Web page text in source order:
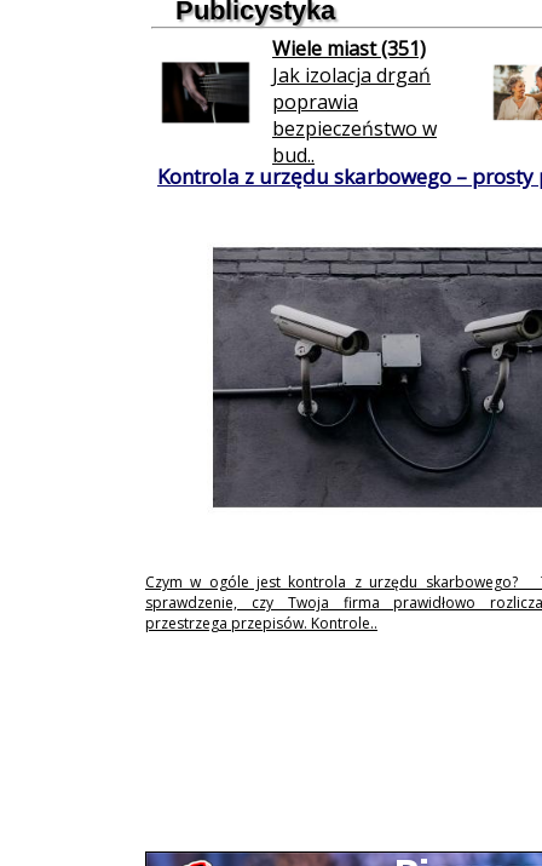
Publicystyka
Wiele miast (351)
Jak izolacja drgań
poprawia
bezpieczeństwo w
bud..
Kontrola z urzędu skarbowego –
Czym w ogóle jest kontrola z urzędu skarbowego?
sprawdzenie, czy Twoja firma prawidłowo
przestrzega przepisów. Kontrole..